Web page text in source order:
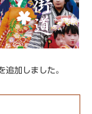
追加しました。